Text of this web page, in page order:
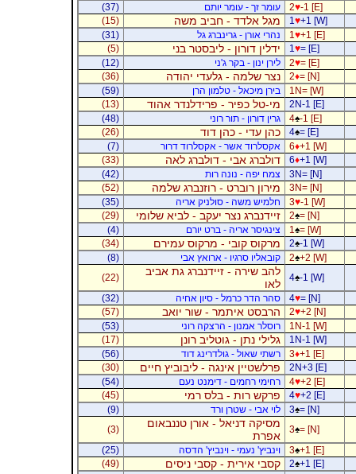
2♥-1 [E] עומר זך - עומר יותם
(37)
1 ♥+1 [W] מגל אלדד - חביב משה
(15)
1 ♥+1 [E] נהרי אורן - גרינברג גל
(31)
1 ♥= [E] ידלין דורון - ליבסטר בני
(5)
2♥= [E] לירן ינון - בקר ג'ני
(12)
2♦= [N] נצר שלמה - גלעדי יהודה
(36)
1N= [W]
בירן מיכאל - טלמון הרן
(59)
2N-1 [E]
מי-טל כפיר - פרידלנדר אהוד
(13)
4♠-1 [E] גרין דורון - תור רוני
(48)
4♠= [E] כהן עדי - כהן דוד
(26)
6♦+1 [W] אקסלרוד אשר - אקסלרוד דרור
(7)
6♦+1 [W] דולברג אבי - דולברג לאה
(33)
3N= [N]
צמח יפה - נונה רות
(42)
3N= [N]
מירון רוברט - רוזנברג שלמה
(52)
3♥-1 [W] חלמיש משה - סולניק אריה
(35)
2♠= [N] זיידנברג נצר יעקב - לביא שלומי
(29)
1 ♠= [W] צינגיסר אריה - ברט יורם
(4)
2♠-1 [W] מרקוס קובי - מרקוס עמירם
(34)
2♠+2 [W] קובאליו סרגיו - ארואץ אבי
(8)
4♠-1 [W]
להב שירה - זיידנברג גת אביב
לאו
(22)
4♥= [N] סהר הדר כרמל - סיון אחיה
(32)
2♥+2 [N] הרבסט איתמר - שור יואב
(57)
1N-1 [W]
רוסלר אמנון - הרצקה רוני
(53)
1N-1 [W]
גלילי נתן - גוטליב רונן
(17)
3♦+1 [E] רשתי שאול - גולדרינג דוד
(56)
2N+3 [E]
פרלשטיין אינגה - ליבוביץ חיים
(30)
4♥+2 [E] רחימי רחמים - דימנט נעם
(54)
4♥+2 [E] פרקש רות - בלס רמי
(45)
3♠= [N] לוי אבי - שטרן ורד
(9)
3♠= [N]
מסיקה דניאל - אורן טננבאום
אפרת
(3)
3♠+1 [E] וינביץ' נעמי - וינביץ' הדסה
(25)
2♠+1 [E] קסבי אירית - קסבי ניסים
(49)